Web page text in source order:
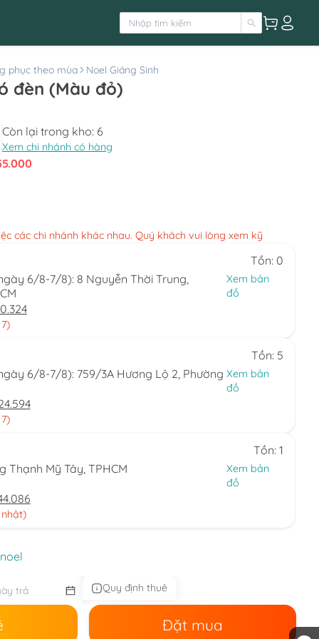
phục theo mùa Noel Giáng Sinh
đèn (Màu đỏ)
Còn lại trong kho: 6
Xem chi nhánh có hàng
các chi nhánh khác nhau. Quý khách vui lòng xem kỹ
Tồn: 0
6/8-7/8): 8 Nguyễn Thời Trung,
Xem bản
đồ
Tồn: 5
6/8-7/8): 759/3A Hương Lộ 2, Phường Xem bản
đồ
Tồn: 1
Thạnh Mỹ Tây, TPHCM
Xem bản
đồ
Quy định thuê
Đặt mua